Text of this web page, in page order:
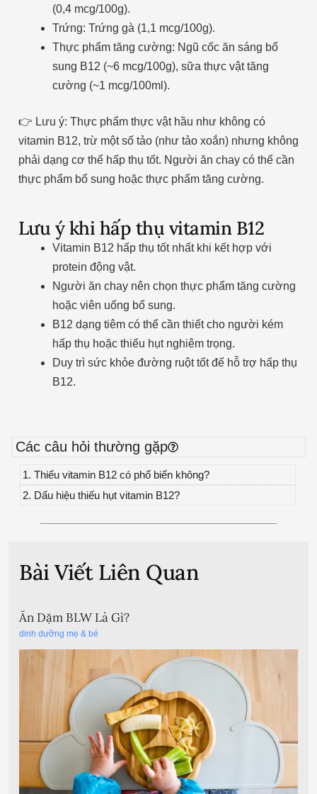
(0,4 mcg/100g).
Trứng: Trứng gà (1,1 mcg/100g).
Thực phẩm tăng cường: Ngũ cốc ăn sáng bổ
sung B12 (~6 mcg/100g), sữa thực vật tăng
cường (~1 mcg/100ml).
👉 Lưu ý: Thực phẩm thực vật hầu như không có
vitamin B12, trừ một số tảo (như tảo xoắn) nhưng không
phải dạng cơ thể hấp thụ tốt. Người ăn chay có thể cần
thực phẩm bổ sung hoặc thực phẩm tăng cường.
Lưu ý khi hấp thụ vitamin B12
Vitamin B12 hấp thụ tốt nhất khi kết hợp với
protein động vật.
Người ăn chay nên chọn thực phẩm tăng cường
hoặc viên uống bổ sung.
B12 dạng tiêm có thể cần thiết cho người kém
hấp thụ hoặc thiếu hụt nghiêm trọng.
Duy trì sức khỏe đường ruột tốt để hỗ trợ hấp thụ
B12.
Các câu hỏi thường gặp
1. Thiếu vitamin B12 có phổ biến không?
2. Dấu hiệu thiếu hụt vitamin B12?
Bài Viết Liên Quan
Ăn Dặm BLW Là Gì?
dinh dưỡng mẹ & bé